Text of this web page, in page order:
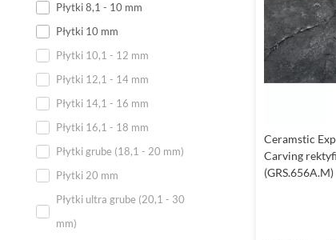
Płytki 8,1 - 10 mm
Płytki 10 mm
Płytki 10,1 - 12 mm
Płytki 12,1 - 14 mm
Płytki 14,1 - 16 mm
Płytki 16,1 - 18 mm
Płytki grube (18,1 - 20 mm)
Płytki 20 mm
Płytki ultra grube (20,1 - 30
mm)
Ceramstic
Carving
(GRS.656A.M)